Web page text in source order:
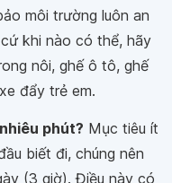
môi trường luôn an
khi nào có thể, hãy
nôi, ghế ô tô, ghế
đẩy trẻ em.
phút? Mục tiêu ít
biết đi, chúng nên
(3 giờ). Điều này có